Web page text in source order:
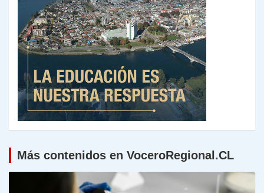
Más contenidos en VoceroRegional.CL